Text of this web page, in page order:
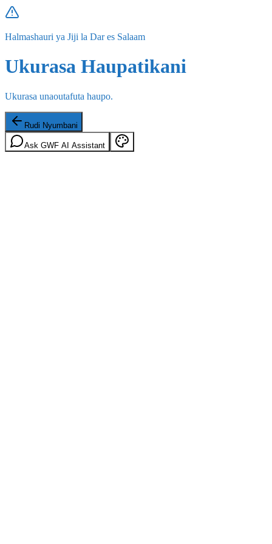
Halmashauri ya Jiji la Dar es Salaam
Ukurasa Haupatikani
Ukurasa unaoutafuta haupo.
Rudi Nyumbani
Ask GWF AI Assistant